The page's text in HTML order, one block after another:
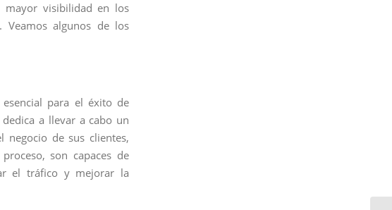
mayor visibilidad en los
algunos de los
para el éxito de
dedica a llevar a cabo un
negocio de sus clientes,
son capaces de
el tráfico y mejorar la